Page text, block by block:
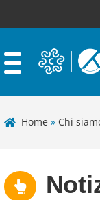
Home » Chi